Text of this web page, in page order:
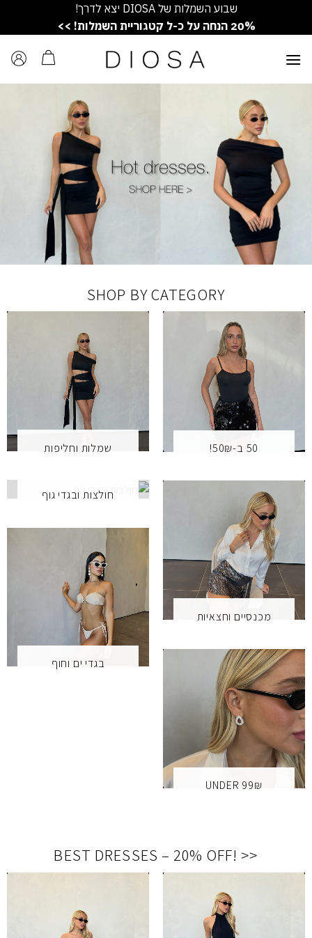
שבוע השמלות של DIOSA יצא לדרך!
20% הנחה על כ-ל קטגוריית השמלות! >>
SHOP BY CATEGORY
שמלות וחליפות 50 ב-50₪!
חולצות ובגדי גוף
מכנסיים וחצאיות
בגדי ים וחוף
UNDER 99₪
<<
!
BEST DRESSES – 20% OFF